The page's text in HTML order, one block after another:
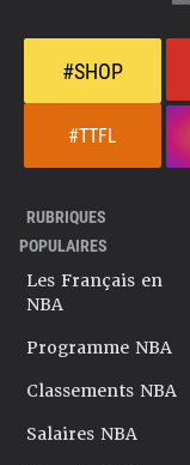
#SHOP
#TTFL
RUBRIQUES
POPULAIRES
Les Français en
NBA
Programme NBA
Classements NBA
Salaires NBA